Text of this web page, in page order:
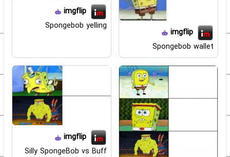
imgflip
Spongebob wallet
imgflip
Spongebob yelling
imgflip
Silly SpongeBob vs Buff